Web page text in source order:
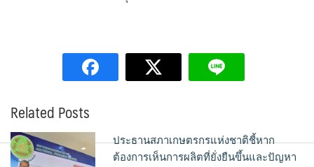
Related Posts
ประธานสภาเกษตรกรแห่งชาติชี้หาก
ต้องการเห็นการผลิตที่ยั่งยืนขึ้นและปัญหา